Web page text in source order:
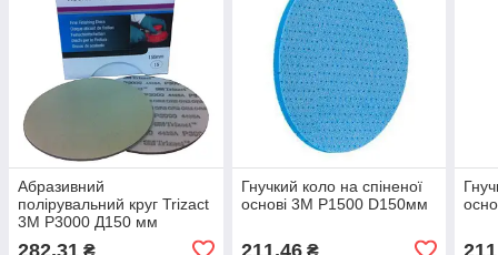
Абразивний
полірувальний круг Trizact
3M P3000 Д150 мм
282,31 ₴
Гнучкий коло на спіненої
основі 3M P1500 D150мм
211,46₴